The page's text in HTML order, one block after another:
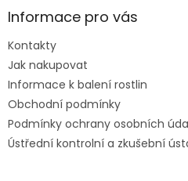
aInformace pro vás
Kontakty
Jak nakupovat
Informace k balení rostlin
Obchodní podmínky
Podmínky ochrany osobních
Ústřední kontrolní a zkušební